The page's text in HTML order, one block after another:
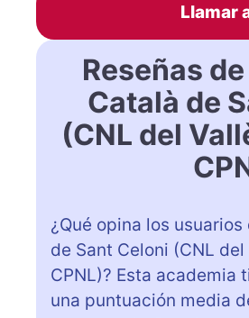
Llamar
Reseñas
Català de
(CNL del
¿Qué opina los
de Sant Celoni (CNL
CPNL)? Esta academia
una puntuación media